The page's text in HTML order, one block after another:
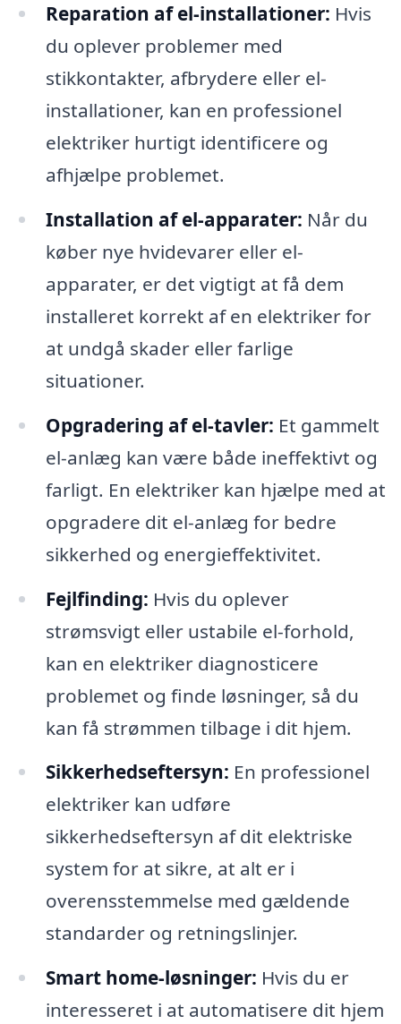
Reparation af el-installationer: Hvis
du oplever problemer med
stikkontakter, afbrydere eller el-
installationer, kan en professionel
elektriker hurtigt identificere og
afhjælpe problemet.
Installation af el-apparater: Når du
køber nye hvidevarer eller el-
apparater, er det vigtigt at få dem
installeret korrekt af en elektriker for
at undgå skader eller farlige
situationer.
Opgradering af el-tavler: Et gammelt
el-anlæg kan være både ineffektivt og
farligt. En elektriker kan hjælpe med at
opgradere dit el-anlæg for bedre
sikkerhed og energieffektivitet.
Fejlfinding: Hvis du oplever
strømsvigt eller ustabile el-forhold,
kan en elektriker diagnosticere
problemet og finde løsninger, så du
kan få strømmen tilbage i dit hjem.
Sikkerhedseftersyn: En professionel
elektriker kan udføre
sikkerhedseftersyn af dit elektriske
system for at sikre, at alt er i
overensstemmelse med gældende
standarder og retningslinjer.
Smart home-løsninger: Hvis du er
interesseret i at automatisere dit hjem